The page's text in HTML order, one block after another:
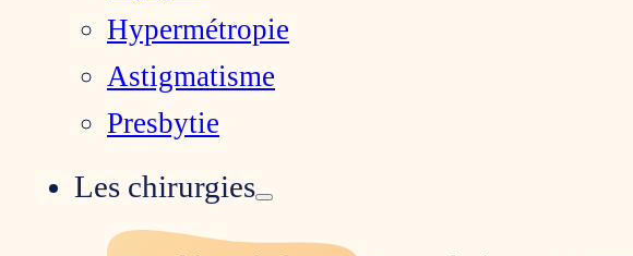
Hypermétropie
Astigmatisme
Presbytie
Les chirurgies